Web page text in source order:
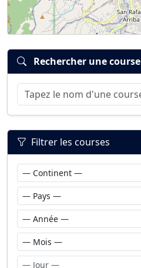
Rechercher une course
Filtrer les courses